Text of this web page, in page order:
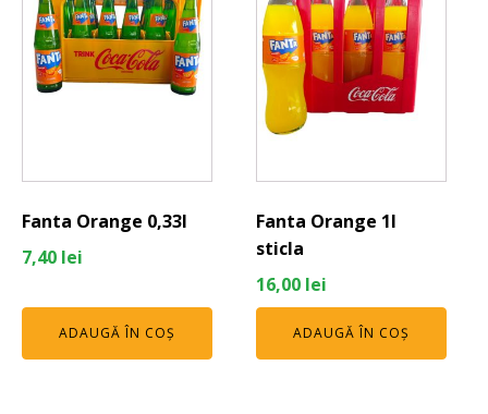
Fanta Orange 0,33l
7,40 lei
ADAUGĂ ÎN COȘ
Fanta Orange 1l
sticla
16,00 lei
ADAUGĂ ÎN COȘ